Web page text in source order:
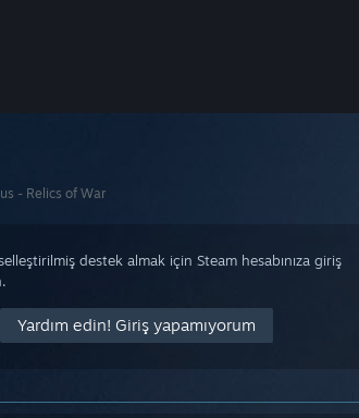
- Relics of War
destek almak için Steam hesabınıza giriş
Yardım edin! Giriş yapamıyorum